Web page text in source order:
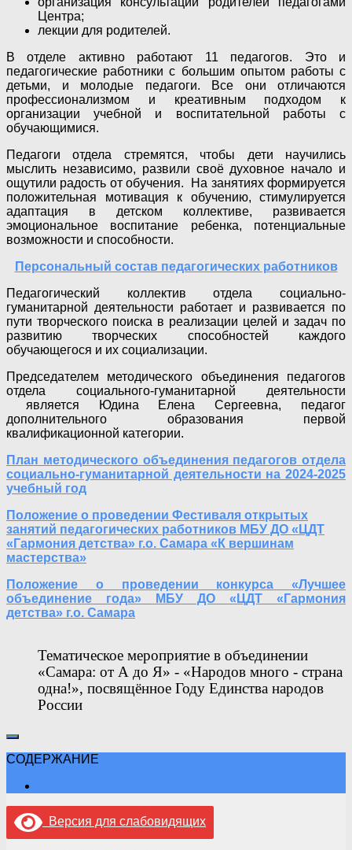
Центра;
лекции для родителей.
В отделе активно работают 11 педагогов. Это и
педагогические работники с большим опытом работы с
детьми, и молодые педагоги. Все они отличаются
профессионализмом и креативным подходом к
организации учебной и воспитательной работы с
обучающимися.
Педагоги отдела стремятся, чтобы дети научились
мыслить независимо, развили своё духовное начало и
ощутили радость от обучения. На занятиях формируется
положительная мотивация к обучению, стимулируется
адаптация в детском коллективе, развивается
эмоциональное воспитание ребенка, потенциальные
возможности и способности.
Персональный состав педагогических работников
Педагогический коллектив отдела социально-
гуманитарной деятельности работает и развивается по
пути творческого поиска в реализации целей и задач по
развитию творческих способностей каждого
обучающегося и их социализации.
Председателем методического объединения педагогов
отдела социального-гуманитарной деятельности
является Юдина Елена Сергеевна, педагог
дополнительного образования первой
квалификационной категории.
План методического объединения педагогов отдела
социально-гуманитарной деятельности на 2024-2025
учебный год
Положение о проведении Фестиваля открытых
занятий педагогических работников МБУ ДО «ЦДТ
«Гармония детства» г.о. Самара «К вершинам
мастерства»
Положение о проведении конкурса «Лучшее
объединение года» МБУ ДО «ЦДТ «Гармония
детства» г.о. Самара
Тематическое мероприятие в объединении
«Самара: от А до Я» - «Народов много - страна
одна!», посвящённое Году Единства народов
России
СОДЕРЖАНИЕ
Версия для слабовидящих